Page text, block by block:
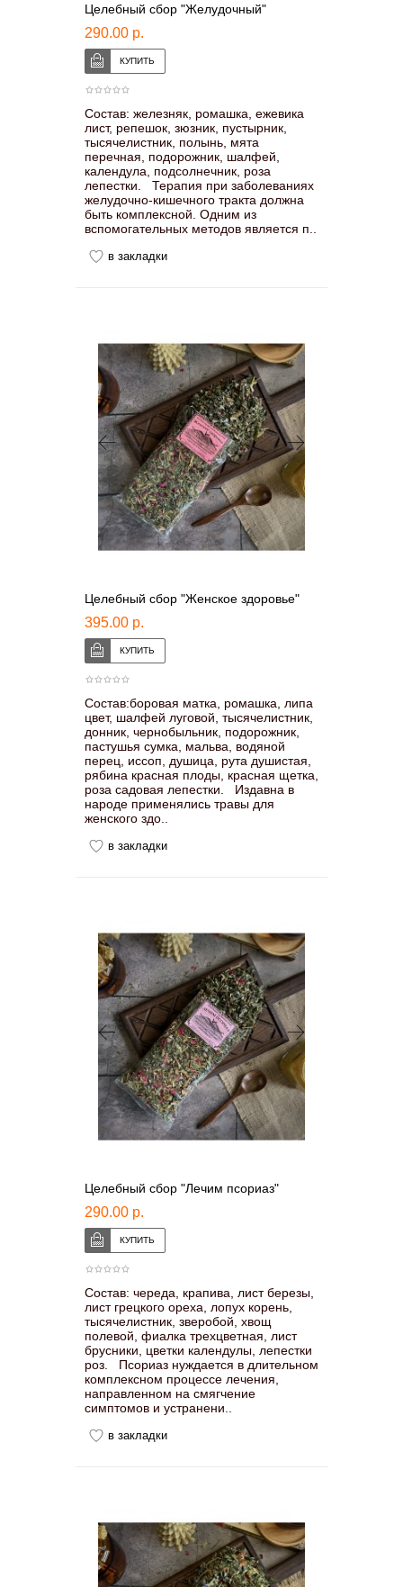
Целебный сбор "Желудочный"
290.00 р.
Состав: железняк, ромашка, ежевика
лист, репешок, зюзник, пустырник,
тысячелистник, полынь, мята
перечная, подорожник, шалфей,
календула, подсолнечник, роза
лепестки. Терапия при заболеваниях
желудочно-кишечного тракта должна
быть комплексной. Одним из
вспомогательных методов является п..
в закладки
Целебный сбор "Женское здоровье"
395.00 р.
Состав:боровая матка, ромашка, липа
цвет, шалфей луговой, тысячелистник,
донник, чернобыльник, подорожник,
пастушья сумка, мальва, водяной
перец, иссоп, душица, рута душистая,
рябина красная плоды, красная щетка,
роза садовая лепестки. Издавна в
народе применялись травы для
женского здо..
в закладки
Целебный сбор "Лечим псориаз"
290.00 р.
Состав: череда, крапива, лист березы,
лист грецкого ореха, лопух корень,
тысячелистник, зверобой, хвощ
полевой, фиалка трехцветная, лист
брусники, цветки календулы, лепестки
роз. Псориаз нуждается в длительном
комплексном процессе лечения,
направленном на смягчение
симптомов и устранени..
в закладки